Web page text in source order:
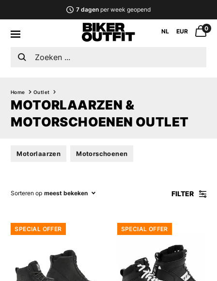
7 dagenper week geopend
NL EUR 0
Home Outlet
MOTORLAARZEN &
MOTORSCHOENEN OUTLET
Motorlaarzen Motorschoenen
Sorteren op meest bekeken FILTER
SPECIAL OFFER SPECIAL OFFER